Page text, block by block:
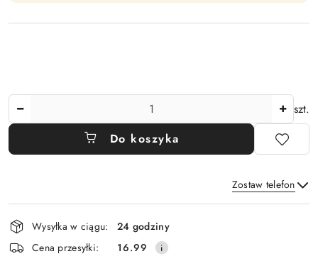
szt.
Do koszyka
Zostaw telefon
Wyślij
Dostępność
i
dostawa
Wysyłka w ciągu:
24 godziny
Cena przesyłki:
16.99